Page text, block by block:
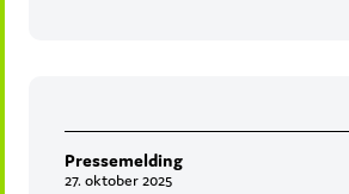
Pressemelding
27. oktober 2025